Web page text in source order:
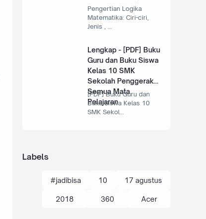
Pengertian Logika
Matematika: Ciri-ciri,
Jenis , …
Lengkap - [PDF] Buku
Guru dan Buku Siswa
Kelas 10 SMK
Sekolah Penggerak
Semua Mata
Pelajaran
[PDF] Buku Guru dan
Buku Siswa Kelas 10
SMK Sekol…
Labels
#jadibisa 10 17 agustus
2018 360 Acer